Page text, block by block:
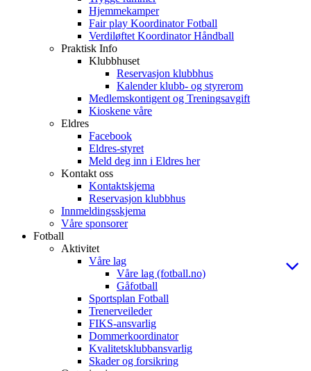
Hjemmekamper
Fair play Koordinator Fotball
Verdiløftet Koordinator Håndball
Praktisk Info
Klubbhuset
Reservasjon klubbhus
Kalender klubb- og styrerom
Medlemskontigent og Treningsavgift
Kioskene våre
Eldres
Facebook
Eldres-styret
Meld deg inn i Eldres her
Kontakt oss
Kontaktskjema
Reservasjon klubbhus
Innmeldingsskjema
Våre sponsorer
Fotball
Aktivitet
Våre lag
Våre lag (fotball.no)
Gåfotball
Sportsplan Fotball
Trenerveileder
FIKS-ansvarlig
Dommerkoordinator
Kvalitetsklubbansvarlig
Skader og forsikring